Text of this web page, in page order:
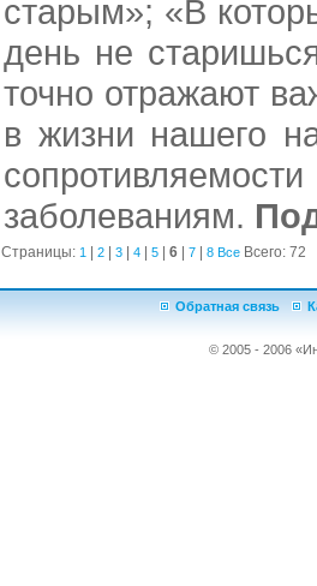
старым»; «В
день не
точно отражают
в жизни нашего
заболеваниям.
Страницы: 1 2 3 4 5 6 7 8 Все Всего: 72
Обратная связь
© 2005 - 2006